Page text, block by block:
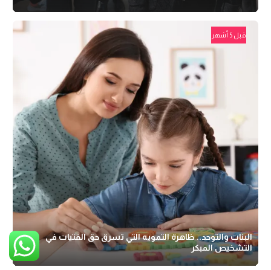
قبل 5 أشهر
البنات والتوحد.. ظاهرة التمويه التي تسرق حق الفتيات في
التشخيص المبكر